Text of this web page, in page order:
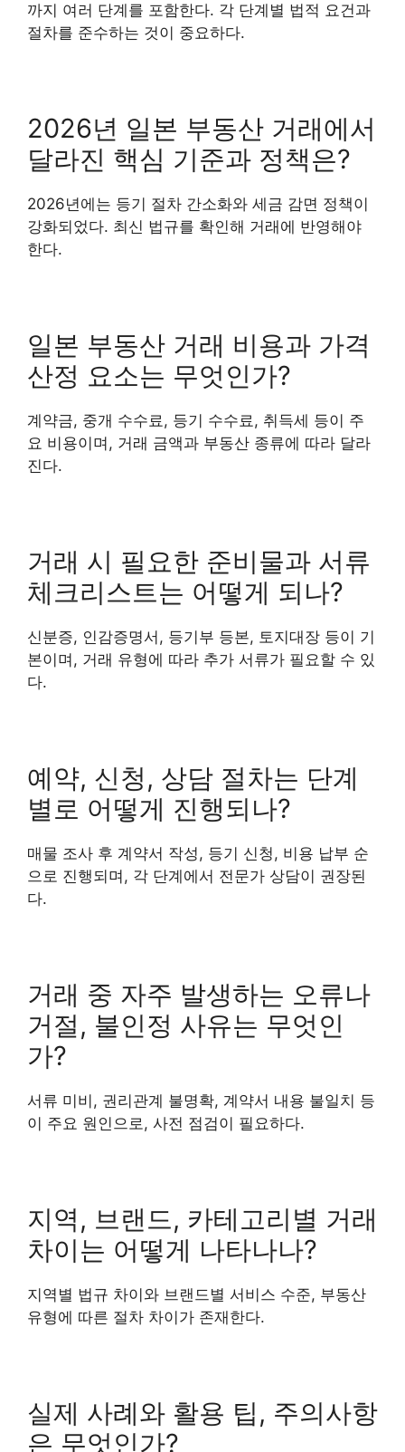
까지 여러 단계를 포함한다. 각 단계별 법적 요건과
절차를 준수하는 것이 중요하다.
2026년 일본 부동산 거래에서
달라진 핵심 기준과 정책은?
2026년에는 등기 절차 간소화와 세금 감면 정책이
강화되었다. 최신 법규를 확인해 거래에 반영해야
한다.
일본 부동산 거래 비용과 가격
산정 요소는 무엇인가?
계약금, 중개 수수료, 등기 수수료, 취득세 등이 주
요 비용이며, 거래 금액과 부동산 종류에 따라 달라
진다.
거래 시 필요한 준비물과 서류
체크리스트는 어떻게 되나?
신분증, 인감증명서, 등기부 등본, 토지대장 등이 기
본이며, 거래 유형에 따라 추가 서류가 필요할 수 있
다.
예약, 신청, 상담 절차는 단계
별로 어떻게 진행되나?
매물 조사 후 계약서 작성, 등기 신청, 비용 납부 순
으로 진행되며, 각 단계에서 전문가 상담이 권장된
다.
거래 중 자주 발생하는 오류나
거절, 불인정 사유는 무엇인
가?
서류 미비, 권리관계 불명확, 계약서 내용 불일치 등
이 주요 원인으로, 사전 점검이 필요하다.
지역, 브랜드, 카테고리별 거래
차이는 어떻게 나타나나?
지역별 법규 차이와 브랜드별 서비스 수준, 부동산
유형에 따른 절차 차이가 존재한다.
실제 사례와 활용 팁, 주의사항
은 무엇인가?